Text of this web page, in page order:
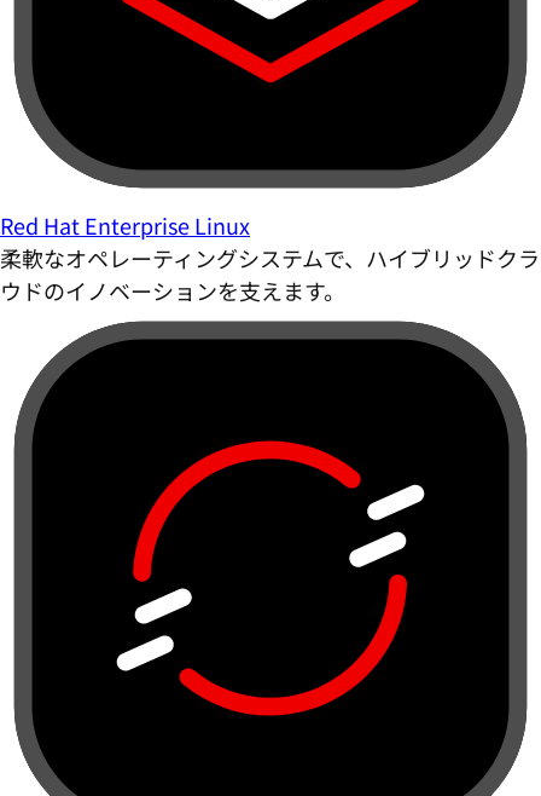
Red Hat Enterprise Linux
柔軟なオペレーティングシステムで、ハイブリッドクラ
ウドのイノベーションを支えます。